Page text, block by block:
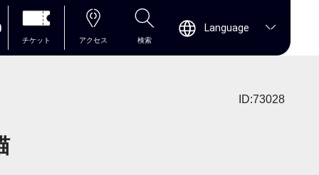
チケット アクセス 検索
Language
ID:73028